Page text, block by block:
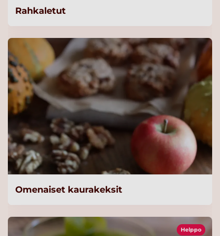
Rahkaletut
Omenaiset kaurakeksit
Helppo